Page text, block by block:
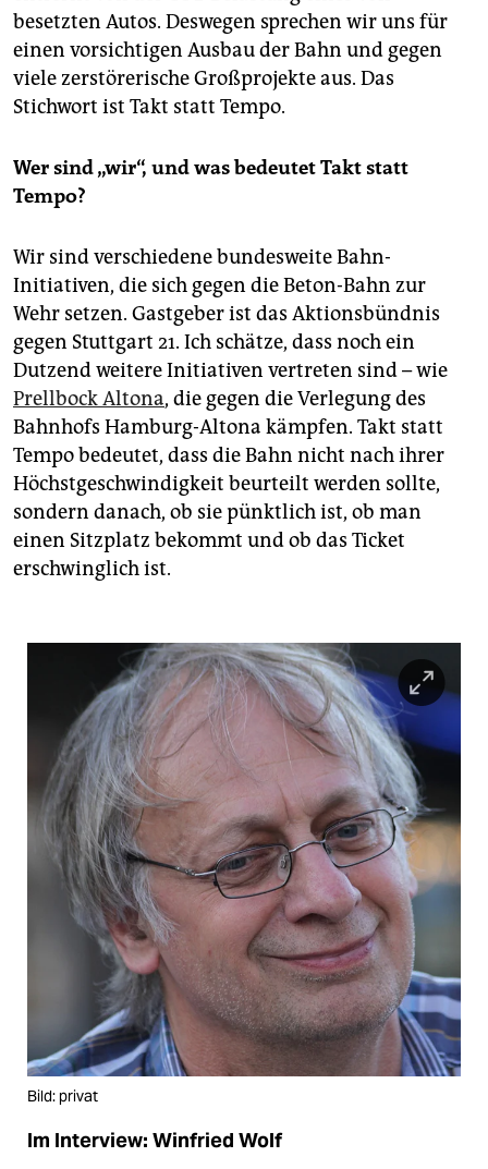
besetzten Autos. Deswegen sprechen wir uns für
einen vorsichtigen Ausbau der Bahn und gegen
viele zerstörerische Großprojekte aus. Das
Stichwort ist Takt statt Tempo.
Wer sind „wir“, und was bedeutet Takt statt
Tempo?
Wir sind verschiedene bundesweite Bahn-
Initiativen, die sich gegen die Beton-Bahn zur
Wehr setzen. Gastgeber ist das Aktionsbündnis
gegen Stuttgart 21. Ich schätze, dass noch ein
Dutzend weitere Initiativen vertreten sind – wie
Prellbock Altona, die gegen die Verlegung des
Bahnhofs Hamburg-Altona kämpfen. Takt statt
Tempo bedeutet, dass die Bahn nicht nach ihrer
Höchstgeschwindigkeit beurteilt werden sollte,
sondern danach, ob sie pünktlich ist, ob man
einen Sitzplatz bekommt und ob das Ticket
erschwinglich ist.
Bild: privat
Im Interview: Winfried Wolf